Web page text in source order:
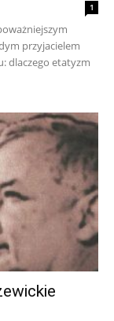
1
przyjacielem
dlaczego etatyzm